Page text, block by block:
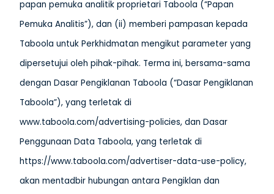
papan pemuka analitik proprietari Taboola (“Papan
Pemuka Analitis”), dan (ii) memberi pampasan kepada
Taboola untuk Perkhidmatan mengikut parameter yang
dipersetujui oleh pihak-pihak. Terma ini, bersama-sama
dengan Dasar Pengiklanan Taboola (“Dasar Pengiklanan
Taboola”), yang terletak di
www.taboola.com/advertising-policies, dan Dasar
Penggunaan Data Taboola, yang terletak di
https://www.taboola.com/advertiser-data-use-policy,
akan mentadbir hubungan antara Pengiklan dan